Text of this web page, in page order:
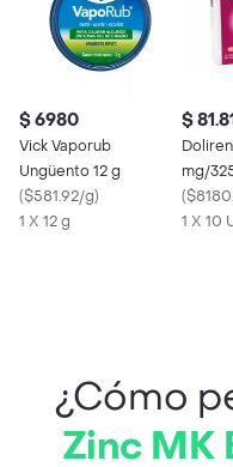
$ 6980
Vick Vaporub
Ungüento 12 g
($581.92/g)
1 X 12 g
$
mg/
(
1 X 10
¿Cómo
Zinc MK